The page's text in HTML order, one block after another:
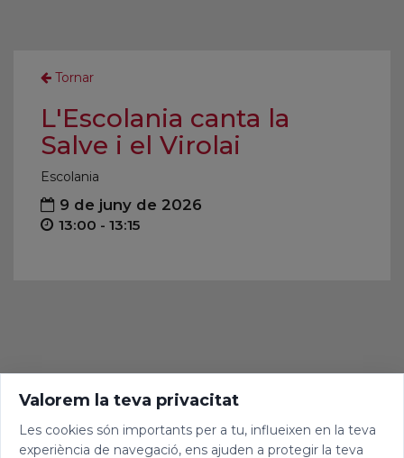
Tornar
L'Escolania canta la
Salve i el Virolai
Escolania
9 de juny de 2026
13:00 - 13:15
Valorem la teva privacitat
Les cookies són importants per a tu, influeixen en la teva
experiència de navegació, ens ajuden a protegir la teva